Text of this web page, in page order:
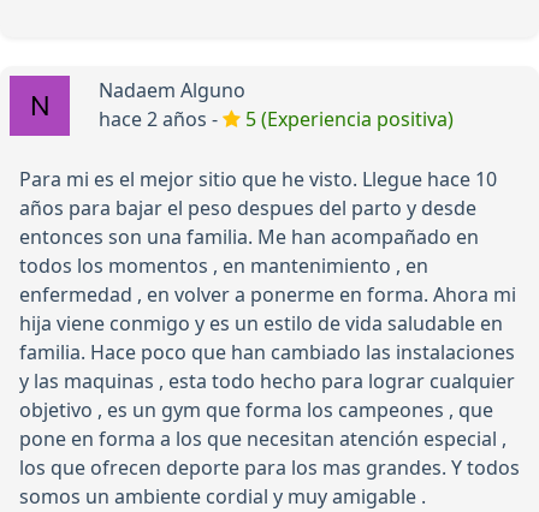
Nadaem Alguno
hace 2 años -
5 (Experiencia positiva)
Para mi es el mejor sitio que he visto. Llegue hace 10
años para bajar el peso despues del parto y desde
entonces son una familia. Me han acompañado en
todos los momentos , en mantenimiento , en
enfermedad , en volver a ponerme en forma. Ahora mi
hija viene conmigo y es un estilo de vida saludable en
familia. Hace poco que han cambiado las instalaciones
y las maquinas , esta todo hecho para lograr cualquier
objetivo , es un gym que forma los campeones , que
pone en forma a los que necesitan atención especial ,
los que ofrecen deporte para los mas grandes. Y todos
somos un ambiente cordial y muy amigable .